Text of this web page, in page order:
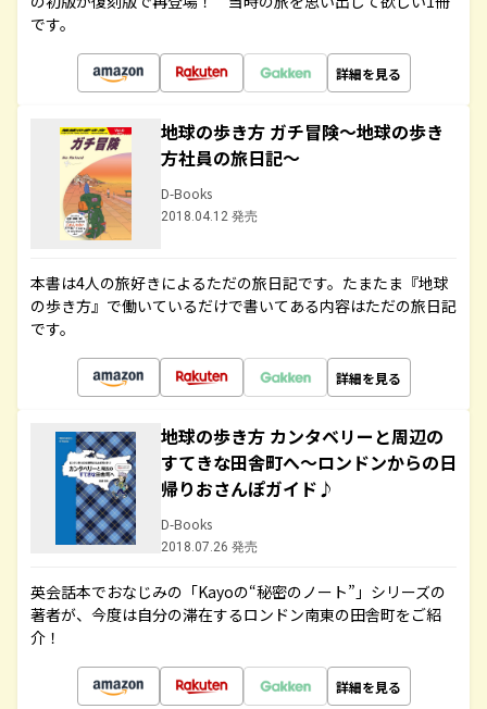
です。
詳細を見る
地球の歩き方 ガチ冒険～地球の歩き
方社員の旅日記～
D-Books
2018.04.12 発売
本書は4人の旅好きによるただの旅日記です。たまたま『地球
の歩き方』で働いているだけで書いてある内容はただの旅日記
です。
詳細を見る
地球の歩き方 カンタベリーと周辺の
すてきな田舎町へ～ロンドンからの日
帰りおさんぽガイド♪
D-Books
2018.07.26 発売
英会話本でおなじみの「Kayoの“秘密のノート”」シリーズの
著者が、今度は自分の滞在するロンドン南東の田舎町をご紹
介！
詳細を見る